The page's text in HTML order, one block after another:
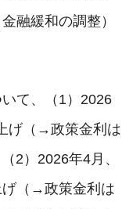
融緩和の調整）
て、（1）2026
げ（→政策金利は
2）2026年4月、
げ（→政策金利は